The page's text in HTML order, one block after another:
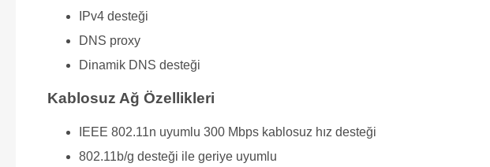
IPv4 desteği
DNS proxy
Dinamik DNS desteği
Kablosuz Ağ Özellikleri
IEEE 802.11n uyumlu 300 Mbps kablosuz hız desteği
802.11b/g desteği ile geriye uyumlu